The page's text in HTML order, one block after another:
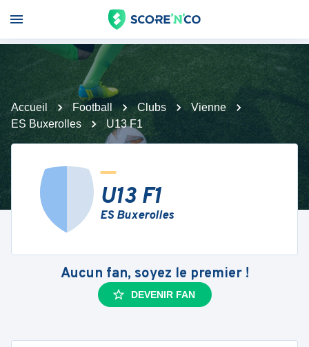
Accueil Football Clubs
Vienne
ES Buxerolles
U13 F1
U13 F1
ES Buxerolles
Aucun fan, soyez le premier !
DEVENIR FAN